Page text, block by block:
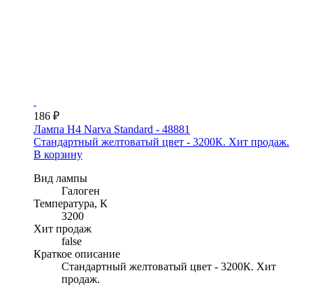
186 ₽
Лампа H4 Narva Standard - 48881
Стандартный желтоватый цвет - 3200К. Хит продаж.
В корзину
Вид лампы
Галоген
Температура, К
3200
Хит продаж
false
Краткое описание
Стандартный желтоватый цвет - 3200К. Хит
продаж.